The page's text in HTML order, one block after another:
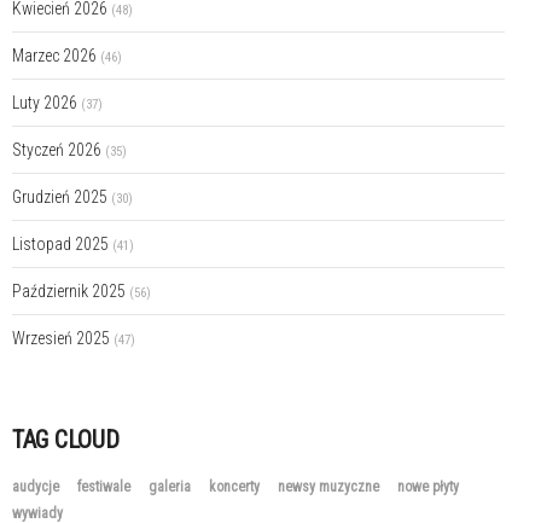
Kwiecień 2026 (48)
Marzec 2026 (46)
Luty 2026 (37)
Styczeń 2026 (35)
Grudzień 2025 (30)
Listopad 2025 (41)
Październik 2025 (56)
Wrzesień 2025 (47)
TAG CLOUD
audycje festiwale galeria koncerty newsy muzyczne
nowe płyty
wywiady